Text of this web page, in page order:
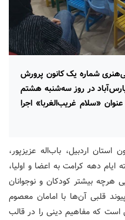
شماره یک کانون پرورش
در روز سه‌شنبه هشتم
با عنوان «سلام غریب‌الغربا» اجرا
اردبیل، باب‌اله عزیزپور،
دهه کرامت به اعضا و اولیا،
هرچه بیشتر کودکان و نوجوانان
قلبی آن‌ها با امامان معصوم
که مفاهیم دینی را در قالب